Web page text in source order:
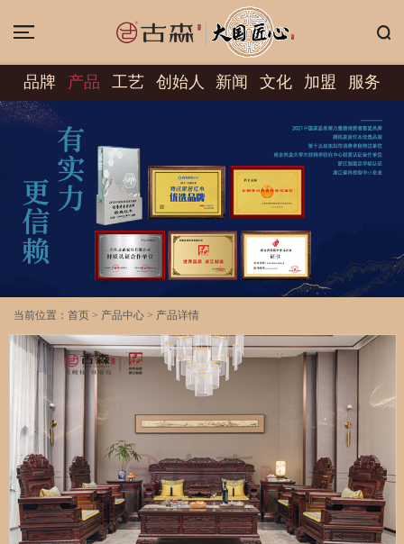
品牌 产品 工艺 创始人 新闻 文化 加盟 服务
当前位置： 首页 > 产品中心 > 产品详情